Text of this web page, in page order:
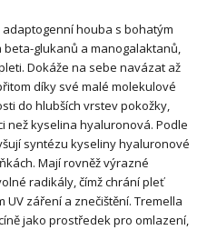
houba s bohatým
glukanů a manogalaktanů,
Dokáže na sebe navázat až
díky své malé molekulové
do hlubších vrstev pokožky,
než kyselina hyaluronová. Podle
syntézu kyseliny hyaluronové
Mají rovněž výrazné
radikály, čímž chrání pleť
záření a znečištění. Tremella
jako prostředek pro omlazení,